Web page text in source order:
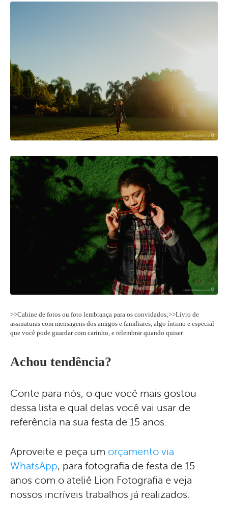
>>Cabine de fotos ou foto lembrança para os convidados;>>Livro de
assinaturas com mensagens dos amigos e familiares, algo íntimo e especial
que você pode guardar com carinho, e relembrar quando quiser.
Achou tendência?
Conte para nós, o que você mais gostou
dessa lista e qual delas você vai usar de
referência na sua festa de 15 anos.
Aproveite e peça um orçamento via
WhatsApp, para fotografia de festa de 15
anos com o ateliê Lion Fotografia e veja
nossos incríveis trabalhos já realizados.